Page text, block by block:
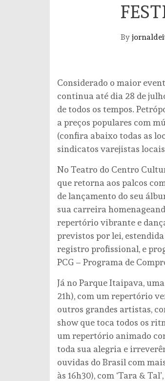
By
Considerado o maior
continua até dia 28 de
de todos os tempos.
a preços populares com
(confira abaixo todas as
sindicatos varejistas
No Teatro do Centro
que retorna aos palcos
de lançamento do seu
sua carreira
repertório vibrante e
previstos por lei,
registro profissional, e
PCG – Programa de
Já no Parque Itaipava,
21h), com um repertório
outros grandes artistas,
show que toca todos os
um repertório animado
toda sua alegria e
ouvidas do Brasil com
às 16h30), com ‘Tara &